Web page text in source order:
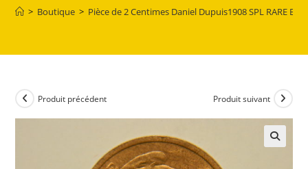
> Boutique > Pièce de 2 Centimes Daniel Dupuis1908 SPL RARE
Produit précédent Produit suivant